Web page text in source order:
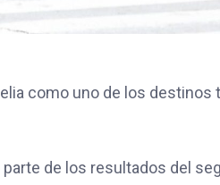
como uno de los
de los resultados del